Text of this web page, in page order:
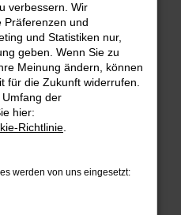
Error
aufgetreten.
dir helfen können:
und deine
zum Beispiel deine
Seiten
verbessern. Wir
Präferenzen und
und Statistiken nur,
geben. Wenn Sie zu
Meinung ändern, können
für die Zukunft widerrufen.
der
hier:
Richtlinie
werden von uns eingesetzt: